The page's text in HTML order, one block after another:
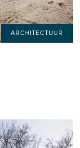
ARCHITECTUUR